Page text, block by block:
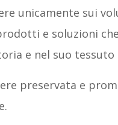
unicamente sui
e soluzioni
e nel suo
preservata e